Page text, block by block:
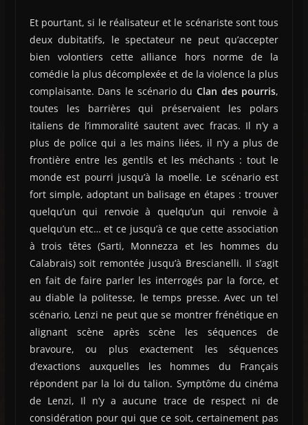
Et pourtant, si le réalisateur et le scénariste sont tous
deux dubitatifs, le spectateur ne peut qu’accepter
bien volontiers cette alliance hors norme de la
comédie la plus décomplexée et de la violence la plus
complaisante. Dans le scénario du Clan des pourris,
toutes les barrières qui préservaient les polars
italiens de l’immoralité sautent avec fracas. Il n’y a
plus de police qui a les mains liées, il n’y a plus de
frontière entre les gentils et les méchants : tout le
monde est pourri jusqu’à la moelle. Le scénario est
fort simple, adoptant un balisage en étapes : trouver
quelqu’un qui renvoie à quelqu’un qui renvoie à
quelqu’un etc… et ce jusqu’à ce que cette association
à trois têtes (Sarti, Monnezza et les hommes du
Calabrais) soit remontée jusqu’à Brescianelli. Il s’agit
en fait de faire parler les interrogés par la force, et
au diable la politesse, le temps presse. Avec un tel
scénario, Lenzi ne peut que se montrer frénétique en
alignant scène après scène les séquences de
bravoure, ou plus exactement les séquences
d’exactions auxquelles les hommes du Français
répondent par la loi du talion. Symptôme du cinéma
de Lenzi, Il n’y a aucune trace de respect ni de
considération pour qui que ce soit, certainement pas